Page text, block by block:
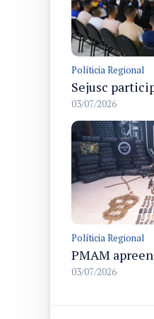
Políticia Regional
03/07/2026
Políticia Regional
03/07/2026